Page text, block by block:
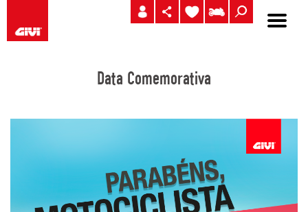
Data Comemorativa